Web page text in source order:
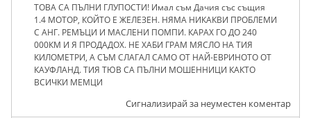
ТОВА СА ПЪЛНИ ГЛУПОСТИ! Имал съм Дачия със същия
1.4 МОТОР, КОЙТО Е ЖЕЛЕЗЕН. НЯМА НИКАКВИ ПРОБЛЕМИ
С АНГ. РЕМЪЦИ И МАСЛЕНИ ПОМПИ. КАРАХ ГО ДО 240
000КМ И Я ПРОДАДОХ. НЕ ХАБИ ГРАМ МЯСЛО НА ТИЯ
КИЛОМЕТРИ, А СЪМ СЛАГАЛ САМО ОТ НАЙ-ЕВРИНОТО ОТ
КАУФЛАНД. ТИЯ ТЮВ СА ПЪЛНИ МОШЕННИЦИ КАКТО
ВСИЧКИ МЕМЦИ
Сигнализирай за неуместен коментар